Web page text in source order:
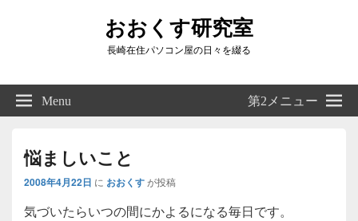
おおくす研究室
長崎在住パソコン屋の日々を綴る
Right
Sidebar
Widget
Menu 第2メニュー
悩ましいこと
2008年4月22日 に おおくすが投稿
気づいたらいつの間にかよるになる毎日です。